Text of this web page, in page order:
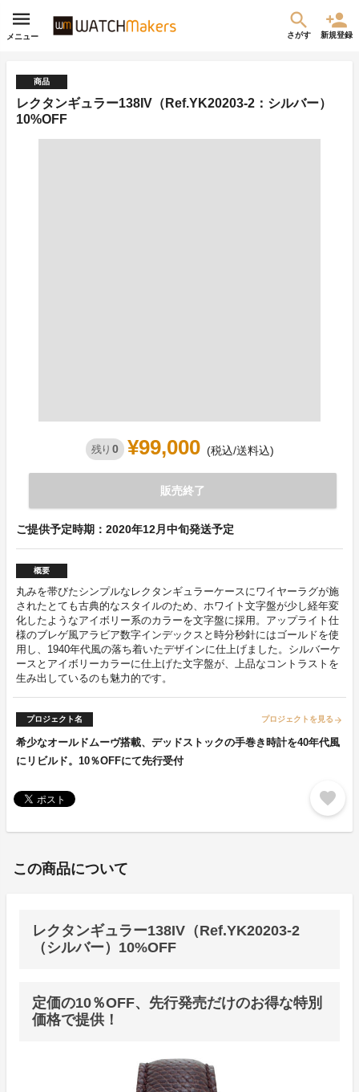
メニュー さがす 新規登録
商品
レクタンギュラー138IV（Ref.YK20203-2：シルバー）
10%OFF
残り 0 ¥99,000 (税込/送料込)
販売終了
ご提供予定時期：2020年12月中旬発送予定
概要
丸みを帯びたシンプルなレクタンギュラーケースにワイヤーラグが施
されたとても古典的なスタイルのため、ホワイト文字盤が少し経年変
化したようなアイボリー系のカラーを文字盤に採用。アップライト仕
様のブレゲ風アラビア数字インデックスと時分秒針にはゴールドを使
用し、1940年代風の落ち着いたデザインに仕上げました。シルバーケ
ースとアイボリーカラーに仕上げた文字盤が、上品なコントラストを
生み出しているのも魅力的です。
プロジェクト名 プロジェクトを見る arrow_forward
希少なオールドムーヴ搭載、デッドストックの手巻き時計を40年代風
にリビルド。10％OFFにて先行受付
favorite
この商品について
レクタンギュラー138IV（Ref.YK20203-2
（シルバー）10%OFF
定価の10％OFF、先行発売だけのお得な特別
価格で提供！